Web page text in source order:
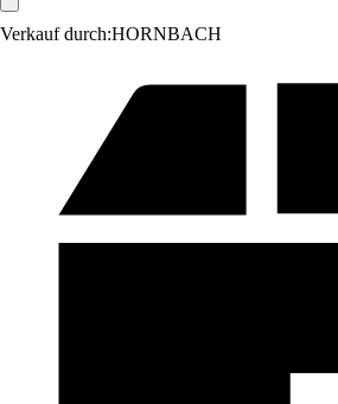
Verkauf durch:HORNBACH